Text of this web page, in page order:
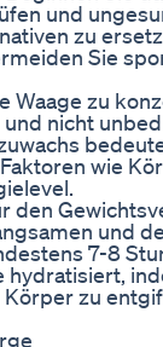
und
zu
Sie
Waage zu
nicht
wie
den
und
7-8
hydratisiert,
zu